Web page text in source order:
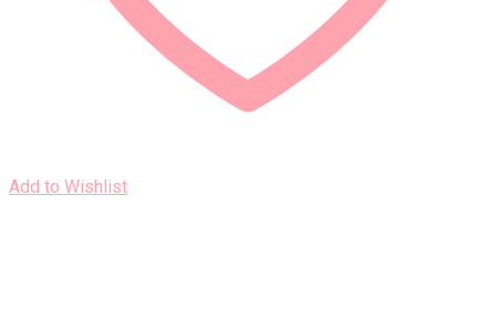
Add to Wishlist